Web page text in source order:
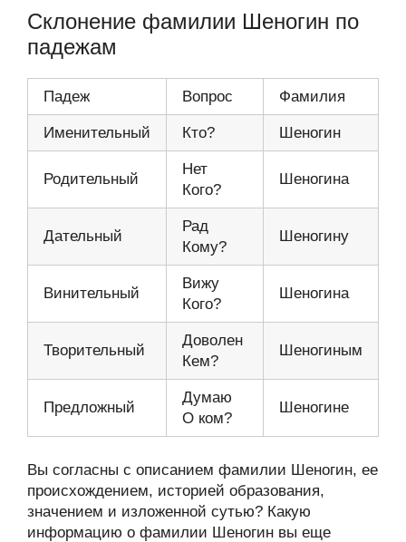
Склонение фамилии Шеногин по
падежам
Падеж Вопрос Фамилия
Именительный Кто? Шеногин
Родительный
Нет
Кого?
Шеногина
Дательный
Рад
Кому?
Шеногину
Винительный
Вижу
Кого?
Шеногина
Творительный
Доволен
Кем?
Шеногиным
Предложный
Думаю
О ком?
Шеногине
Вы согласны с описанием фамилии Шеногин, ее
происхождением, историей образования,
значением и изложенной сутью? Какую
информацию о фамилии Шеногин вы еще